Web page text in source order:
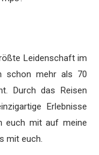
Leidenschaft im
schon mehr als 70
Durch das Reisen
Erlebnisse
euch mit auf meine
mit euch.